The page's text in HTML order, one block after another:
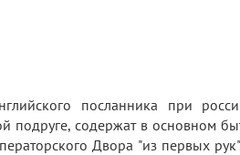
посланника при
подруге, содержат в основном
Двора "из первых